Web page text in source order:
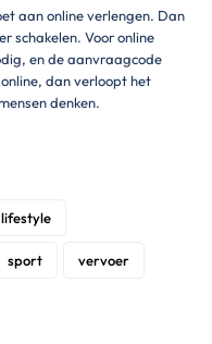
aan online verlengen. Dan
schakelen. Voor online
en de aanvraagcode
dan verloopt het
denken.
lifestyle
sport vervoer